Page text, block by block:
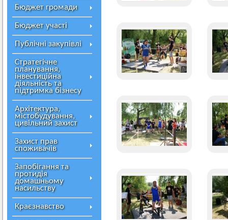
Бюджет громади
Бюджет участі
Публічні закупівлі
Стратегічне
планування,
інвестиційна
діяльність та
підтримка бізнесу
Архітектура,
містобудування,
цивільний захист
Захист прав
споживачів
Запобігання та
протидія
домашньому
насильству
Краєзнавство